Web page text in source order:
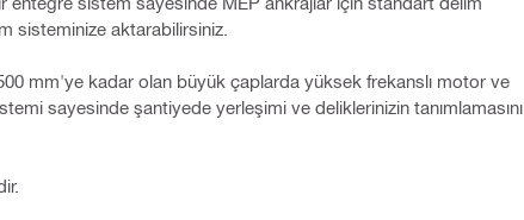
sisteminize aktarabilirsiniz.
mm'ye kadar olan büyük çaplarda yüksek frekanslı motor ve
sayesinde şantiyede yerleşimi ve deliklerinizin tanımlamasını